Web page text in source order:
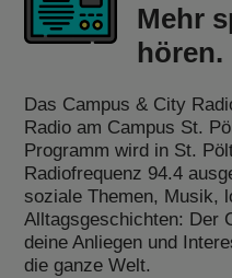
Mehr
hören.
Das Campus & City
Radio am Campus St.
Programm wird in St.
Radiofrequenz 94.4
soziale Themen, Musik,
Alltagsgeschichten: Der
deine Anliegen und
die ganze Welt.